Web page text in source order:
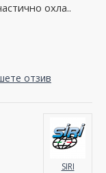
охла..
отзив
SIRI